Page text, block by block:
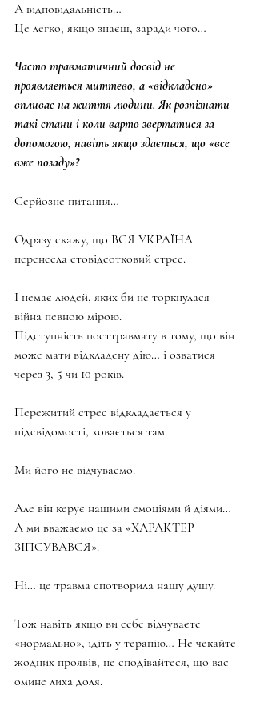
А відповідальність…
Це легко, якщо знаєш, заради чого…
Часто травматичний досвід не
проявляється миттєво, а «відкладено»
впливає на життя людини. Як розпізнати
такі стани і коли варто звертатися за
допомогою, навіть якщо здається, що «все
вже позаду»?
Серйозне питання…
Одразу скажу, що ВСЯ УКРАЇНА
перенесла стовідсотковий стрес.
І немає людей, яких би не торкнулася
війна певною мірою.
Підступність посттравмату в тому, що він
може мати відкладену дію… і озватися
через 3, 5 чи 10 років.
Пережитий стрес відкладається у
підсвідомості, ховається там.
Ми його не відчуваємо.
Але він керує нашими емоціями й діями…
А ми вважаємо це за «ХАРАКТЕР
ЗІПСУВАВСЯ».
Ні… це травма спотворила нашу душу.
Тож навіть якщо ви себе відчуваєте
«нормально», ідіть у терапію… Не чекайте
жодних проявів, не сподівайтеся, що вас
омине лиха доля.